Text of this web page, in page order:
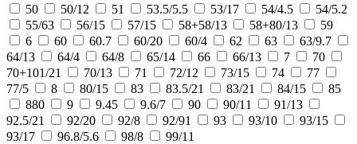
50
50/12 51 53.5/5.5 53/17 54/4.5
54/5.2
55/63
56/15 57/15 58+58/13 58+80/13
59
6
60 60.7 60/20 60/4 62 63
63/9.7
64/13
64/4 64/8 65/14 66 66/13 7
70
70+101/21
70/13 71 72/12 73/15 74
77
77/5
8 80/15 83 83.5/21 83/21 84/15
85
880
9 9.45 9.6/7 90 90/11
91/13
92.5/21
92/20 92/8 92/91 93 93/10
93/15
93/17
96.8/5.6 98/8
99/11